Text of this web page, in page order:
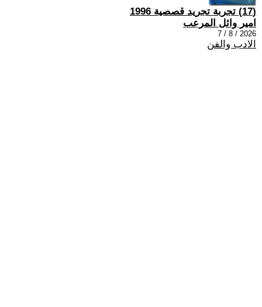
(17) تجربة تجريد قصصية 1996
امير وائل المرعب
2026 / 8 / 7
الادب والفن